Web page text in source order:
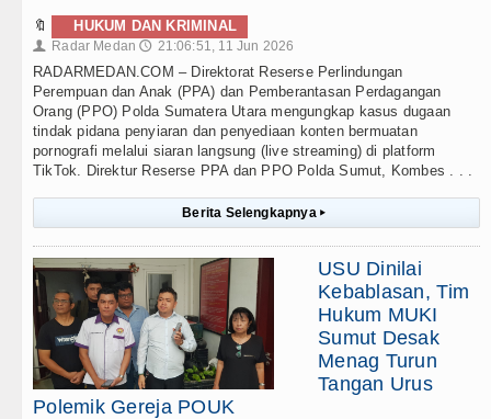
🔖 HUKUM DAN KRIMINAL
👤 Radar Medan 🕔 21:06:51, 11 Jun 2026
RADARMEDAN.COM – Direktorat Reserse Perlindungan
Perempuan dan Anak (PPA) dan Pemberantasan Perdagangan
Orang (PPO) Polda Sumatera Utara mengungkap kasus dugaan
tindak pidana penyiaran dan penyediaan konten bermuatan
pornografi melalui siaran langsung (live streaming) di platform
TikTok. Direktur Reserse PPA dan PPO Polda Sumut, Kombes . . .
Berita Selengkapnya ▸
USU Dinilai
Kebablasan, Tim
Hukum MUKI
Sumut Desak
Menag Turun
Tangan Urus
Polemik Gereja POUK